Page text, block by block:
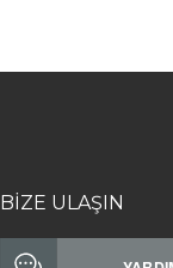
BİZE ULAŞIN